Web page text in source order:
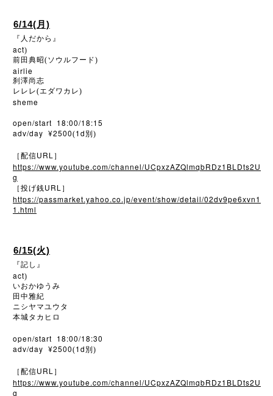
6/14(月)
『人だから』
act)
前田典昭(ソウルフード)
airlie
刹澤尚志
レレレ(エダワカレ)
sheme
open/start 18:00/18:15
adv/day ¥2500(1d 別)
［配信URL ］
https://www.youtube.com/channel/UCpxzAZQlmqbRDz1BLDts2U
g
［投げ銭URL ］
https://passmarket.yahoo.co.jp/event/show/detail/02dv9pe6xvn1
1.html
6/15(火)
『記し』
act)
いおかゆうみ
田中雅紀
ニシヤマユウタ
本城タカヒロ
open/start 18:00/18:30
adv/day ¥2500(1d 別)
［配信URL ］
https://www.youtube.com/channel/UCpxzAZQlmqbRDz1BLDts2U
g